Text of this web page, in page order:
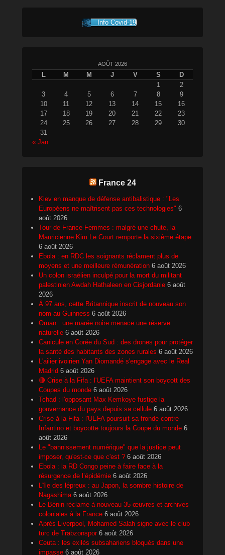
Info Covid-19
AOÛT 2026
L M M J V S
D
1
2
3
4 5 6 7 8
9
10
11 12 13 14 15
16
17
18 19 20 21 22
23
24
25 26 27 28 29
30
31
« Jan
France 24
Kiev en manque de défense antibalistique : "Les
Européens ne maîtrisent pas ces technologies" 6
août 2026
Tour de France Femmes : malgré une chute, la
Mauricienne Kim Le Court remporte la sixième étape
6 août 2026
Ebola : en RDC les soignants réclament plus de
moyens et une meilleure rémunération 6 août 2026
Un colon israélien inculpé pour la mort du militant
palestinien Awdah Hathaleen en Cisjordanie 6 août
2026
À 97 ans, cette Britannique inscrit de nouveau son
nom au Guinness 6 août 2026
Oman : une marée noire menace une réserve
naturelle 6 août 2026
Canicule en Corée du Sud : des drones pour protéger
la santé des habitants des zones rurales 6 août 2026
L'ailier ivoirien Yan Diomandé s'engage avec le Real
Madrid 6 août 2026
🔴 Crise à la Fifa : l'UEFA maintient son boycott des
Coupes du monde 6 août 2026
Tchad : l'opposant Max Kemkoye fustige la
gouvernance du pays depuis sa cellule 6 août 2026
Crise à la Fifa : l'UEFA poursuit sa fronde contre
Infantino et boycotte toujours la Coupe du monde 6
août 2026
Le "bannissement numérique" que la justice peut
imposer, qu'est-ce que c'est ? 6 août 2026
Ebola : la RD Congo peine à faire face à la
résurgence de l’épidémie 6 août 2026
L'île des lépreux : au Japon, la sombre histoire de
Nagashima 6 août 2026
Le Bénin réclame à nouveau 35 œuvres et archives
coloniales à la France 6 août 2026
Après Liverpool, Mohamed Salah signe avec le club
turc de Trabzonspor 6 août 2026
Ceuta : les exilés subsahariens bloqués dans une
impasse 6 août 2026